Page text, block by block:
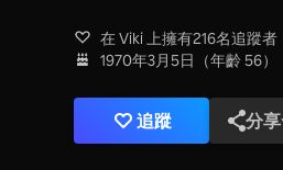
在 Viki 上擁有216名追蹤者
1970年3月5日（年齡 56）
追蹤 分享